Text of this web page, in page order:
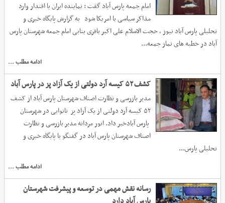
امام جمعه پارس آباد گفت : نماینده ایران با اقتدار وارد
مذاکر سیاسی با امریکا شود به گزارش پایگاه خبری و
تحلیلی پارس آباد نیوز ، حجت الاسلام علی اکبر باقری بنابی امام جمعه شهرستان پارس
آباد در خطبه های نماز جمعه...
ادامه مطلب ...
کشف ۵۲ کیسه آرد دولتی از یک آزاد پز در پارس آباد
مدیر بازرسی و نظارت اصناف شهرستان پارس آباد از کشف
۵۲ کیسه آرد دولتی از یک آزاد پز نانوایی در شهرستان
پارس آبادخبر داد. انور مردانه مدیر بازرسی و نظارت
اصناف شهرستان پارس آباد در گفتگو با پایگاه خبری و
تحلیلی پارس...
ادامه مطلب ...
رسانه نقش مهمی در توسعه و پیشرفت شهرستان